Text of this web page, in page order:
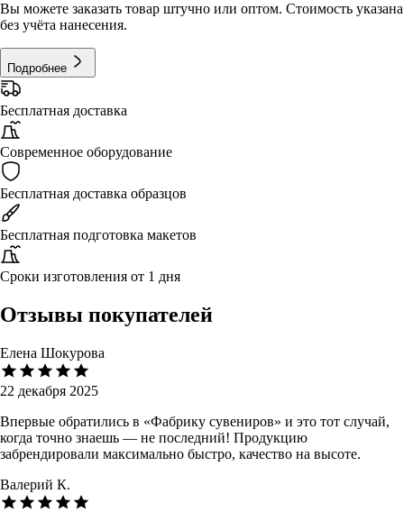
Вы можете заказать товар штучно или оптом. Стоимость указана
без учёта нанесения.
Подробнее
Бесплатная доставка
Современное оборудование
Бесплатная доставка образцов
Бесплатная подготовка макетов
Сроки изготовления от 1 дня
Отзывы покупателей
Елена Шокурова
22 декабря 2025
Впервые обратились в «Фабрику сувениров» и это тот случай,
когда точно знаешь — не последний! Продукцию
забрендировали максимально быстро, качество на высоте.
Валерий К.